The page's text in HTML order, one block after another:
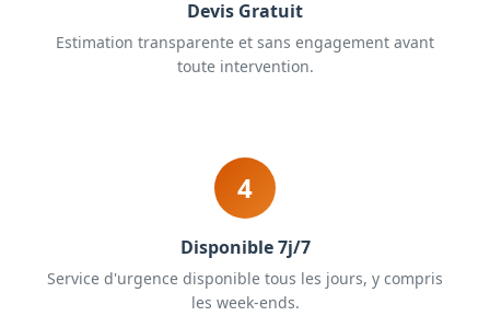
Devis Gratuit
Estimation transparente et sans engagement avant
toute intervention.
4
Disponible 7j/7
Service d'urgence disponible tous les jours, y compris
les week-ends.